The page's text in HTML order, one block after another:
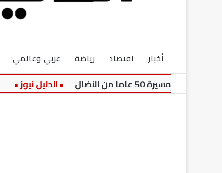
أخبار اقتصاد رياضة عربي وعالمي